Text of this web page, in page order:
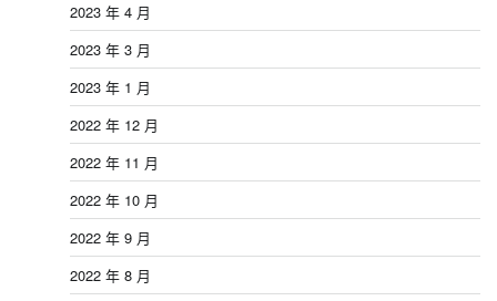
2023 年 4 月
2023 年 3 月
2023 年 1 月
2022 年 12 月
2022 年 11 月
2022 年 10 月
2022 年 9 月
2022 年 8 月